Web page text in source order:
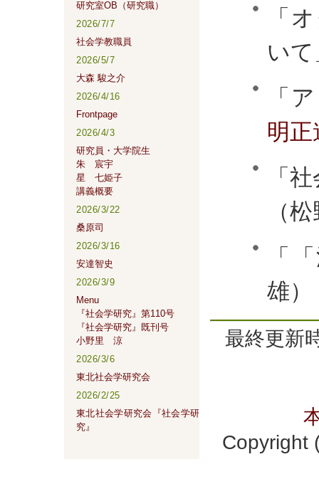
「
い
「
明正
「
（
「
雄）
最終更新
Copyright
研究室OB（研究職）
2026/7/7
社会学教職員
2026/5/7
大森 駿之介
2026/4/16
Frontpage
2026/4/3
研究員・大学院生
朱 宸宇
星 七姫子
講義概要
2026/3/22
桑原司
2026/3/16
安達智史
2026/3/9
Menu
『社会学研究』第110号
『社会学研究』既刊号
小野里 涼
2026/3/6
東北社会学研究会
2026/2/25
東北社会学研究会『社会学研
究』